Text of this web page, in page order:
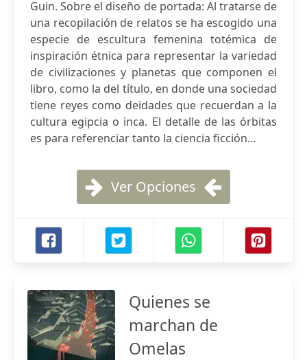
Guin. Sobre el diseño de portada: Al tratarse de
una recopilación de relatos se ha escogido una
especie de escultura femenina totémica de
inspiración étnica para representar la variedad
de civilizaciones y planetas que componen el
libro, como la del título, en donde una sociedad
tiene reyes como deidades que recuerdan a la
cultura egipcia o inca. El detalle de las órbitas
es para referenciar tanto la ciencia ficción...
Ver Opciones
Quienes se
marchan de
Omelas